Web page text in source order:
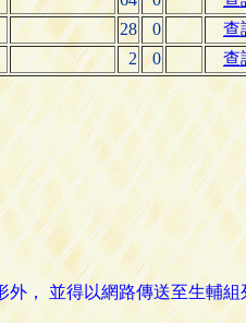
28 0
查
2 0 查
， 並得以網路傳送至生輔